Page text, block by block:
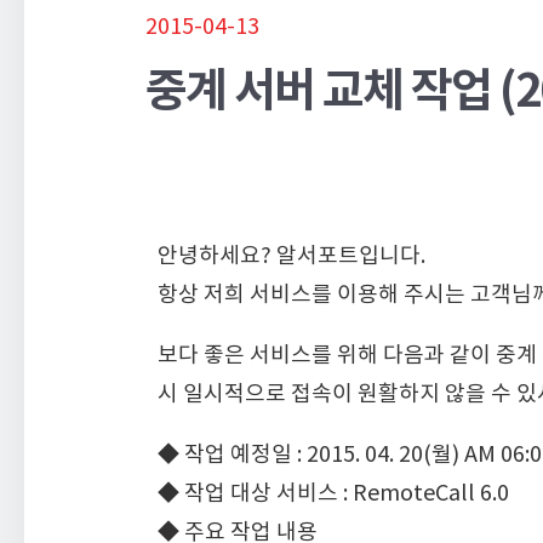
2015-04-13
중계 서버 교체 작업
안녕하세요? 알서포트입니다.
항상 저희 서비스를 이용해 주시는 고객님
보다 좋은 서비스를 위해 다음과 같이 중
시 일시적으로 접속이 원활하지 않을 수
◆ 작업 예정일 : 2015. 04. 20(월) AM
◆ 작업 대상 서비스 : RemoteCall 6.0
◆ 주요 작업 내용